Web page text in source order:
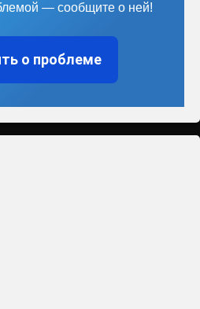
— сообщите о ней!
о проблеме